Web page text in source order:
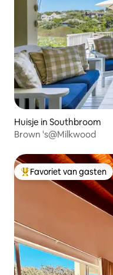
Huisje in Southbroom
Brown 's@Milkwood
Topfavoriet van gasten
Favoriet van gasten